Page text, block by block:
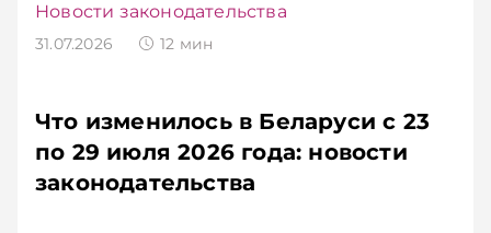
Новости законодательства
31.07.2026 12 мин
Что изменилось в Беларуси с 23
по 29 июля 2026 года: новости
законодательства